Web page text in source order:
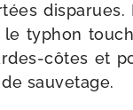
typhon
​côtes et
sauvetage.